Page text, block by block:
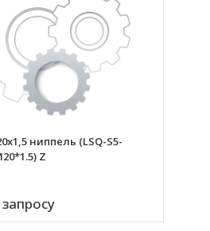
ниппель (LSQ-S5-
Z